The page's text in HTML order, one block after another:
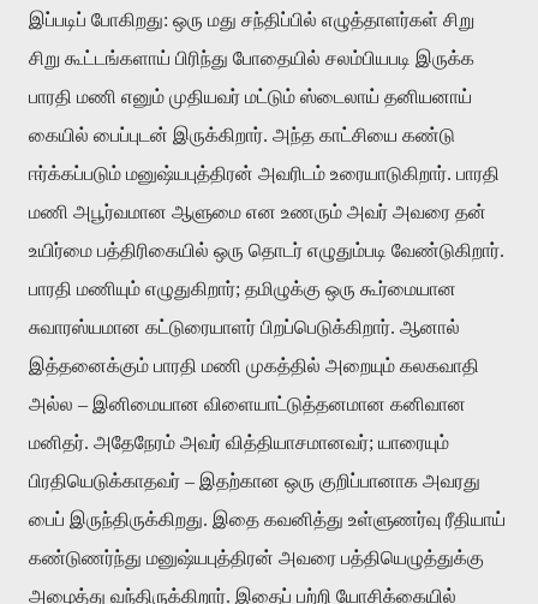
இப்படிப் போகிறது: ஒரு மது சந்திப்பில் எழுத்தாளர்கள் சிறு
சிறு கூட்டங்களாய் பிரிந்து போதையில் சலம்பியபடி இருக்க
பாரதி மணி எனும் முதியவர் மட்டும் ஸ்டைலாய் தனியனாய்
கையில் பைப்புடன் இருக்கிறார். அந்த காட்சியை கண்டு
ஈர்க்கப்படும் மனுஷ்யபுத்திரன் அவரிடம் உரையாடுகிறார். பாரதி
மணி அபூர்வமான ஆளுமை என உணரும் அவர் அவரை தன்
உயிர்மை பத்திரிகையில் ஒரு தொடர் எழுதும்படி வேண்டுகிறார்.
பாரதி மணியும் எழுதுகிறார்; தமிழுக்கு ஒரு கூர்மையான
சுவாரஸ்யமான கட்டுரையாளர் பிறப்பெடுக்கிறார். ஆனால்
இத்தனைக்கும் பாரதி மணி முகத்தில் அறையும் கலகவாதி
அல்ல – இனிமையான விளையாட்டுத்தனமான கனிவான
மனிதர். அதேநேரம் அவர் வித்தியாசமானவர்; யாரையும்
பிரதியெடுக்காதவர் – இதற்கான ஒரு குறிப்பானாக அவரது
பைப் இருந்திருக்கிறது. இதை கவனித்து உள்ளுணர்வு ரீதியாய்
கண்டுணர்ந்து மனுஷ்யபுத்திரன் அவரை பத்தியெழுத்துக்கு
அழைத்து வந்திருக்கிறார். இதைப் பற்றி யோசிக்கையில்